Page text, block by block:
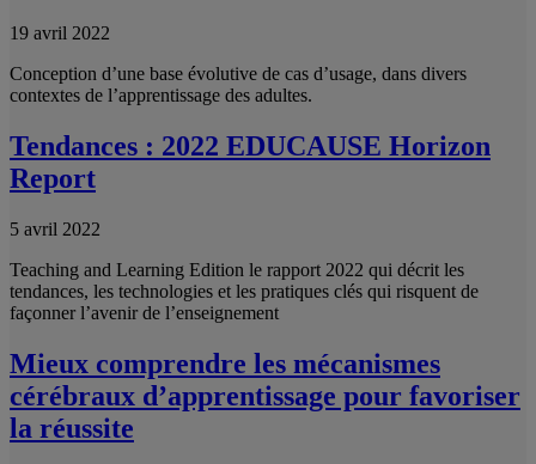
19 avril 2022
Conception d’une base évolutive de cas d’usage, dans divers
contextes de l’apprentissage des adultes.
Tendances : 2022 EDUCAUSE Horizon
Report
5 avril 2022
Teaching and Learning Edition le rapport 2022 qui décrit les
tendances, les technologies et les pratiques clés qui risquent de
façonner l’avenir de l’enseignement
Mieux comprendre les mécanismes
cérébraux d’apprentissage pour favoriser
la réussite